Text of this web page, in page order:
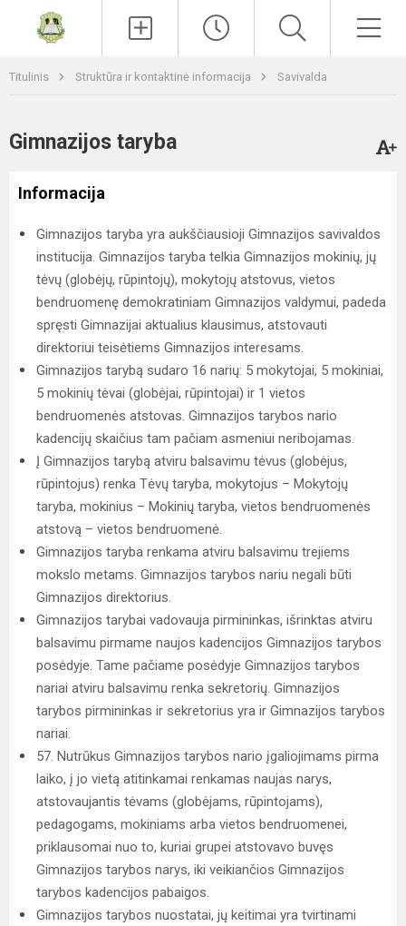
Titulinis Struktūra ir kontaktinė informacija Savivalda
Gimnazijos taryba
Informacija
Gimnazijos taryba yra aukščiausioji Gimnazijos savivaldos
institucija. Gimnazijos taryba telkia Gimnazijos mokinių, jų
tėvų (globėjų, rūpintojų), mokytojų atstovus, vietos
bendruomenę demokratiniam Gimnazijos valdymui, padeda
spręsti Gimnazijai aktualius klausimus, atstovauti
direktoriui teisėtiems Gimnazijos interesams.
Gimnazijos tarybą sudaro 16 narių: 5 mokytojai, 5 mokiniai,
5 mokinių tėvai (globėjai, rūpintojai) ir 1 vietos
bendruomenės atstovas. Gimnazijos tarybos nario
kadencijų skaičius tam pačiam asmeniui neribojamas.
Į Gimnazijos tarybą atviru balsavimu tėvus (globėjus,
rūpintojus) renka Tėvų taryba, mokytojus – Mokytojų
taryba, mokinius – Mokinių taryba, vietos bendruomenės
atstovą – vietos bendruomenė.
Gimnazijos taryba renkama atviru balsavimu trejiems
mokslo metams. Gimnazijos tarybos nariu negali būti
Gimnazijos direktorius.
Gimnazijos tarybai vadovauja pirmininkas, išrinktas atviru
balsavimu pirmame naujos kadencijos Gimnazijos tarybos
posėdyje. Tame pačiame posėdyje Gimnazijos tarybos
nariai atviru balsavimu renka sekretorių. Gimnazijos
tarybos pirmininkas ir sekretorius yra ir Gimnazijos tarybos
nariai.
57. Nutrūkus Gimnazijos tarybos nario įgaliojimams pirma
laiko, į jo vietą atitinkamai renkamas naujas narys,
atstovaujantis tėvams (globėjams, rūpintojams),
pedagogams, mokiniams arba vietos bendruomenei,
priklausomai nuo to, kuriai grupei atstovavo buvęs
Gimnazijos tarybos narys, iki veikiančios Gimnazijos
tarybos kadencijos pabaigos.
Gimnazijos tarybos nuostatai, jų keitimai yra tvirtinami